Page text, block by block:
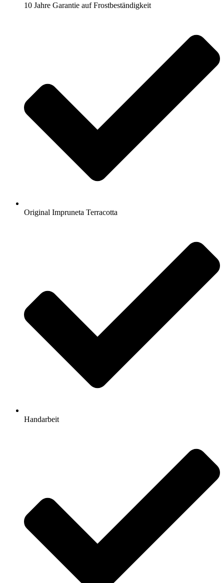
10 Jahre Garantie auf Frostbeständigkeit
Original Impruneta Terracotta
Handarbeit